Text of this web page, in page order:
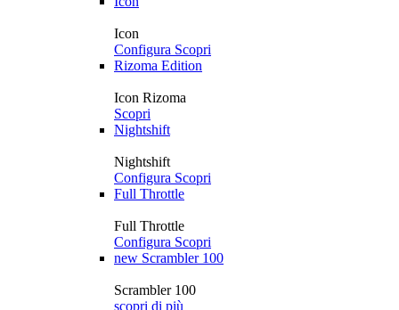
Icon
Configura Scopri
Rizoma Edition
Icon Rizoma
Scopri
Nightshift
Nightshift
Configura Scopri
Full Throttle
Full Throttle
Configura Scopri
new Scrambler 100
Scrambler 100
scopri di più